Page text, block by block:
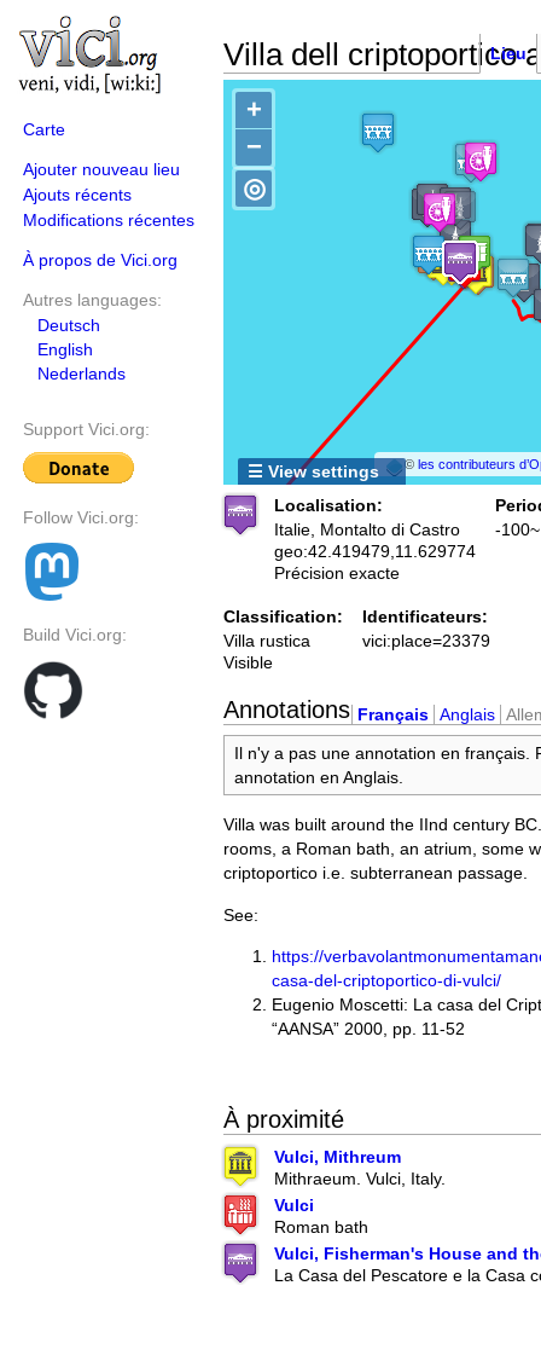
Carte
Ajouter nouveau lieu
Ajouts récents
Modifications récentes
À propos de Vici.org
Autres languages:
Deutsch
English
Nederlands
Support Vici.org:
Follow Vici.org:
Build Vici.org:
Villa dell criptoportico
Lieu
+
−
©les contributeurs
◎
☰ View settings
Localisation:
Italie, Montalto di Castro
geo:42.419479,11.629774
Précision exacte
-
Classification:
Villa rustica
Visible
Identificateurs:
vici:place=23379
Annotations Français Anglais
Il n'y a pas une annotation en français.
annotation en Anglais.
Villa was built around the IInd century
rooms, a Roman bath, an atrium, some
criptoportico i.e. subterranean passage.
See:
https://
casa-del-criptoportico-di-vulci/
Eugenio Moscetti: La casa del
“AANSA” 2000, pp. 11-52
À proximité
Vulci, Mithreum
Mithraeum. Vulci, Italy.
Vulci
Roman bath
Vulci, Fisherman's House and
La Casa del Pescatore e la Casa